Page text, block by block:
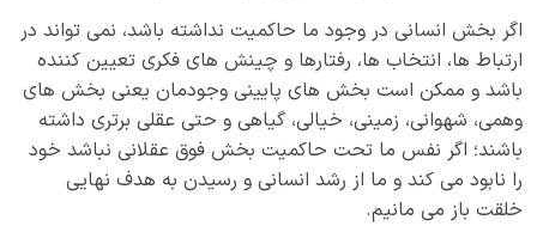
اگر بخش انسانی در وجود ما حاکمیت نداشته باشد، نمی تواند در
ارتباط ها، انتخاب ها، رفتارها و چینش های فکری تعیین کننده
باشد و ممکن است بخش های پایینی وجودمان یعنی بخش های
وهمی، شهوانی، زمینی، خیالی، گیاهی و حتی عقلی برتری داشته
باشند؛ اگر نفس ما تحت حاکمیت بخش فوق عقلانی نباشد خود
را نابود می کند و ما از رشد انسانی و رسیدن به هدف نهایی
خلقت باز می مانیم.